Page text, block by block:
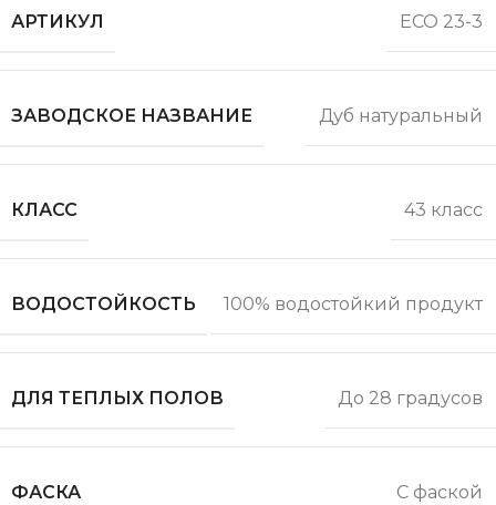
АРТИКУЛ ECO 23-3
ЗАВОДСКОЕ НАЗВАНИЕ Дуб натуральный
КЛАСС 43 класс
ВОДОСТОЙКОСТЬ 100% водостойкий продукт
ДЛЯ ТЕПЛЫХ ПОЛОВ До 28 градусов
ФАСКА С фаской